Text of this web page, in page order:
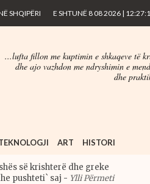
SHQIPËRI E SHTUNË 8 08 2026 |
...lufta fillon me kuptimin e shkaqeve të
dhe ajo vazhdon me ndryshimin e
dhe
ART HISTORI
së krishterë dhe greke
pushteti` saj - Ylli Përmeti